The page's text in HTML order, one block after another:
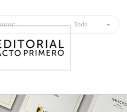
Todo